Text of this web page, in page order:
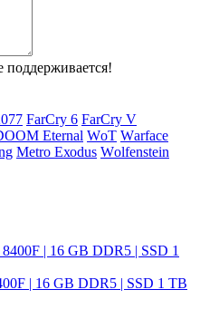
поддерживается!
FаrСry 6 FarCry V
Еtеrnаl WоТ Wаrfасе
Меtrо Ехоdus Wоlfеnstеin
| 16 GB DDR5 | SSD 1 TB